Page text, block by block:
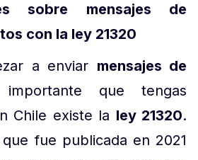
sobre mensajes de
con la ley 21320
a enviar mensajes de
que tengas
Chile existe la ley 21320.
fue publicada en 2021